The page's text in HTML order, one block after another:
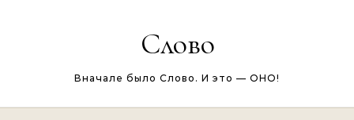
Слово
Вначале было Слово. И это — ОНО!